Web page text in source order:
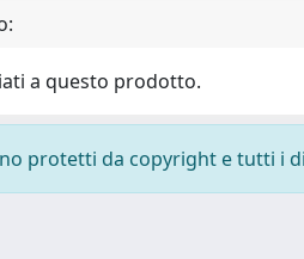
a questo prodotto.
protetti da copyright e tutti i